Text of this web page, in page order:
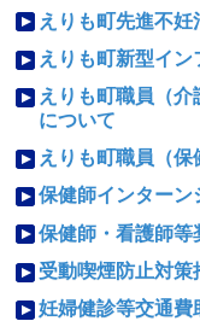
えりも町先進不
えりも町新型イ
えりも町職員（
について
えりも町職員（
保健師インターン
保健師・看護師等
受動喫煙防止対策
妊婦健診等交通費